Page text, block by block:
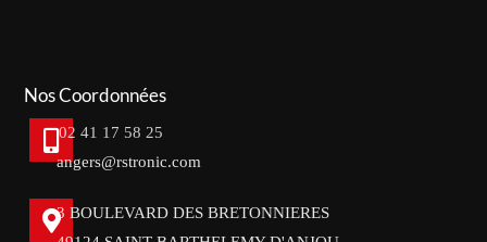
Nos Coordonnées
02 41 17 58 25
angers@rstronic.com
3 BOULEVARD DES BRETONNIERES